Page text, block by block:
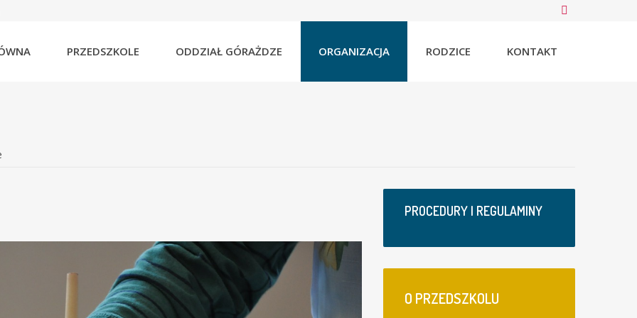
PRZEDSZKOLE ODDZIAŁ GÓRAŻDZE ORGANIZACJA RODZICE KONTAKT
PROCEDURY I REGULAMINY
O PRZEDSZKOLU